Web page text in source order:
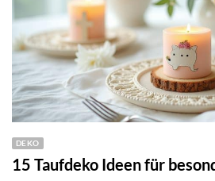
DEKO
15 Taufdeko Ideen für